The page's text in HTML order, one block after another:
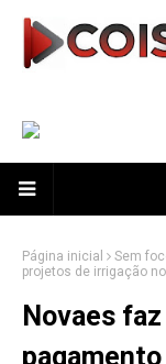
Página inicial Sem
projetos de irrigação
Novaes